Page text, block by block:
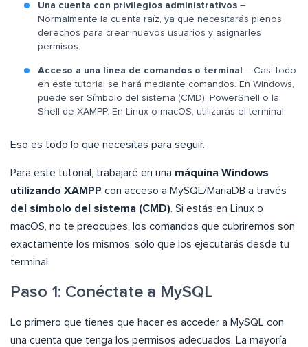
Una cuenta con privilegios administrativos –
Normalmente la cuenta raíz, ya que necesitarás plenos
derechos para crear nuevos usuarios y asignarles
permisos.
Acceso a una línea de comandos o terminal
– Casi todo
en este tutorial se hará mediante comandos. En Windows,
puede ser Símbolo del sistema (CMD), PowerShell o la
Shell de XAMPP. En Linux o macOS, utilizarás el terminal.
Eso es todo lo que necesitas para seguir.
Para este tutorial, trabajaré en una máquina Windows
utilizando XAMPP con acceso a MySQL/MariaDB a través
del símbolo del sistema (CMD). Si estás en Linux o
macOS, no te preocupes, los comandos que cubriremos son
exactamente los mismos, sólo que los ejecutarás desde tu
terminal.
Paso 1: Conéctate a MySQL
Lo primero que tienes que hacer es acceder a MySQL con
una cuenta que tenga los permisos adecuados. La mayoría